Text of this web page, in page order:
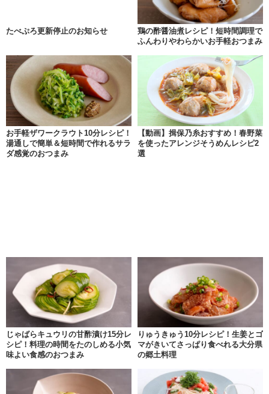
たべぷろ更新停止のお知らせ
鶏の酢醤油煮レシピ！短時間調理で
ふんわりやわらかいお手軽おつまみ
お手軽ザワークラウト10分レシピ！
湯通しで簡単＆短時間で作れるサラ
ダ感覚のおつまみ
【動画】揖保乃糸おすすめ！春野菜
を使ったアレンジそうめんレシピ2
選
じゃばらキュウリの甘酢漬け15分レ
シピ！料理の時間をたのしめる小気
味よい食感のおつまみ
りゅうきゅう10分レシピ！生姜とゴ
マがきいてさっぱり食べれる大分県
の郷土料理